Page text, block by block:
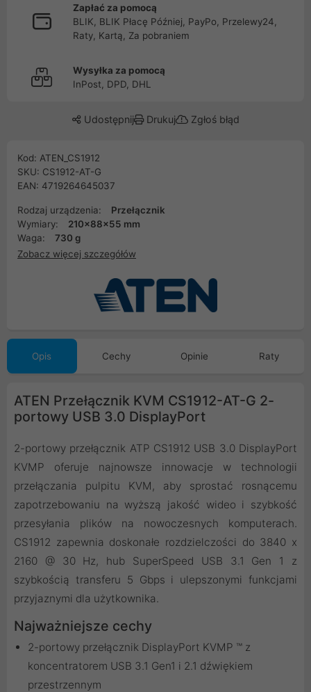
Zapłać za pomocą
BLIK, BLIK Płacę Później, PayPo, Przelewy24,
Raty, Kartą, Za pobraniem
Wysyłka za pomocą
InPost, DPD, DHL
Udostępnij Drukuj Zgłoś błąd
Kod: ATEN_CS1912
SKU: CS1912-AT-G
EAN: 4719264645037
Rodzaj urządzenia:
Przełącznik
Wymiary:
210x88x55 mm
Waga:
730 g
Zobacz więcej szczegółów
Opis Cechy Opinie Raty
ATEN Przełącznik KVM CS1912-AT-G 2-
portowy USB 3.0 DisplayPort
2-portowy przełącznik ATP CS1912 USB 3.0 DisplayPort
KVMP oferuje najnowsze innowacje w technologii
przełączania pulpitu KVM, aby sprostać rosnącemu
zapotrzebowaniu na wyższą jakość wideo i szybkość
przesyłania plików na nowoczesnych komputerach.
CS1912 zapewnia doskonałe rozdzielczości do 3840 x
2160 @ 30 Hz, hub SuperSpeed USB 3.1 Gen 1 z
szybkością transferu 5 Gbps i ulepszonymi funkcjami
przyjaznymi dla użytkownika.
Najważniejsze cechy
2-portowy przełącznik DisplayPort KVMP ™ z
koncentratorem USB 3.1 Gen1 i 2.1 dźwiękiem
przestrzennym